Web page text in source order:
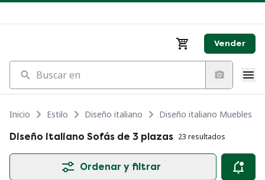
Vender
Buscar en
Inicio Estilo Diseño italiano
Diseño italiano Muebles
Diseño italiano Sofás de 3 plazas 23 resultados
Ordenar y filtrar